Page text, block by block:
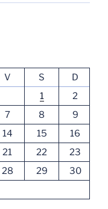
V S
D
1
2
7 8
9
14 15
16
21 22
23
28 29
30